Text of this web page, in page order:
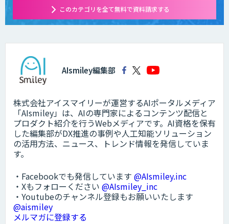
このカテゴリを全て無料で資料請求する
AIsmiley編集部
株式会社アイスマイリーが運営するAIポータルメディア
「AIsmiley」は、AIの専門家によるコンテンツ配信と
プロダクト紹介を行うWebメディアです。AI資格を保有
した編集部がDX推進の事例や人工知能ソリューション
の活用方法、ニュース、トレンド情報を発信していま
す。
・Facebookでも発信しています @AIsmiley.inc
・Xもフォローください @AIsmiley_inc
・Youtubeのチャンネル登録もお願いいたします
@aismiley
メルマガに登録する